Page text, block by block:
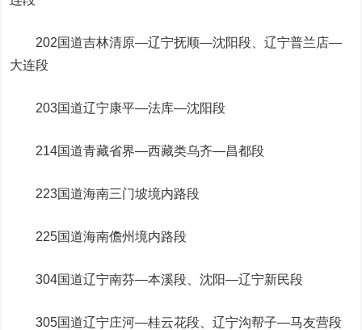
202国道吉林清原—辽宁抚顺—沈阳段、辽宁普兰店—
大连段
203国道辽宁康平—法库—沈阳段
214国道青藏省界—西藏类乌齐—昌都段
223国道海南三门坡境内路段
225国道海南儋州境内路段
304国道辽宁南芬—本溪段、沈阳—辽宁新民段
305国道辽宁庄河—桂云花段、辽宁沟帮子—马友营段